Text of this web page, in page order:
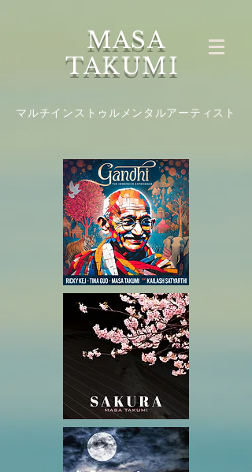
MASA
TAKUMI
マルチインストゥルメンタルアーティスト